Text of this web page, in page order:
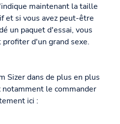
maintenant la taille
et si vous avez peut-être
un paquet d'essai, vous
d'un grand sexe.
Sizer dans de plus en plus
le commander
ici :